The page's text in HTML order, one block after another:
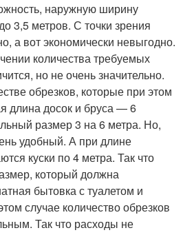
наружную ширину
3,5 метров. С точки зрения
а вот экономически невыгодно.
количества требуемых
но не очень значительно.
обрезков, которые при этом
длина досок и бруса — 6
размер 3 на 6 метра. Но,
удобный. А при длине
куски по 4 метра. Так что
который должна
бытовка с туалетом и
случае количество обрезков
Так что расходы не